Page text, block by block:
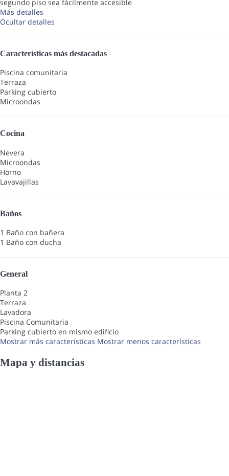
segundo piso sea fácilmente accesible
Más detalles
Ocultar detalles
Características más destacadas
Piscina comunitaria
Terraza
Parking cubierto
Microondas
Cocina
Nevera
Microondas
Horno
Lavavajillas
Baños
1 Baño con bañera
1 Baño con ducha
General
Planta 2
Terraza
Lavadora
Piscina Comunitaria
Parking cubierto en mismo edificio
Mostrar más características Mostrar menos características
Mapa y distancias